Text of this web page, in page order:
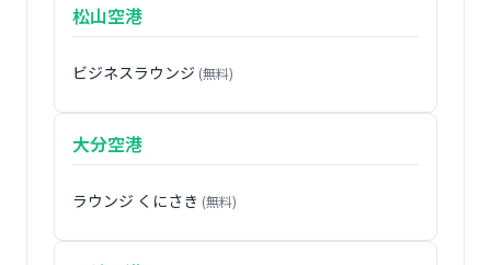
松山空港
ビジネスラウンジ (無料)
大分空港
ラウンジ くにさき (無料)